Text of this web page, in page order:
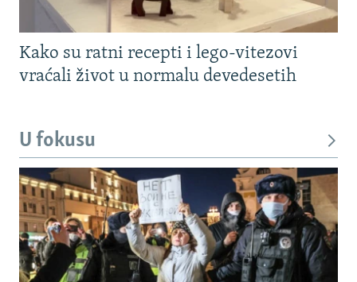
Kako su ratni recepti i lego-vitezovi
vraćali život u normalu devedesetih
U fokusu